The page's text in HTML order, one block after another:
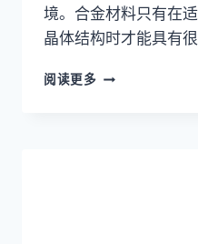
境。合金材料只有在
晶体结构时才能具有
阅读更多 哈